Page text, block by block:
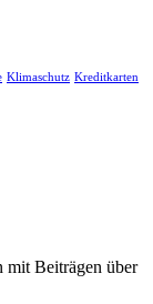
Klimaschutz Kreditkarten
mit Beiträgen über